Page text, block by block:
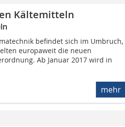
Kältemitteln
befindet sich im Umbruch,
europaweit die neuen
Ab Januar 2017 wird in
mehr